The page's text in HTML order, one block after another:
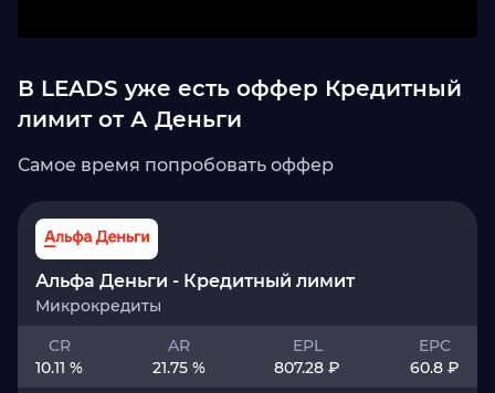
В LEADS уже есть оффер Кредитный
лимит от А Деньги
Самое время попробовать оффер
Альфа Деньги - Кредитный лимит
Микрокредиты
CR
10.11 %
AR
21.75 %
EPL
807.28 ₽
EPC
60.8 ₽